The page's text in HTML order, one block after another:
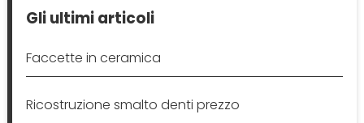
Gli ultimi articoli
Faccette in ceramica
Ricostruzione smalto denti prezzo